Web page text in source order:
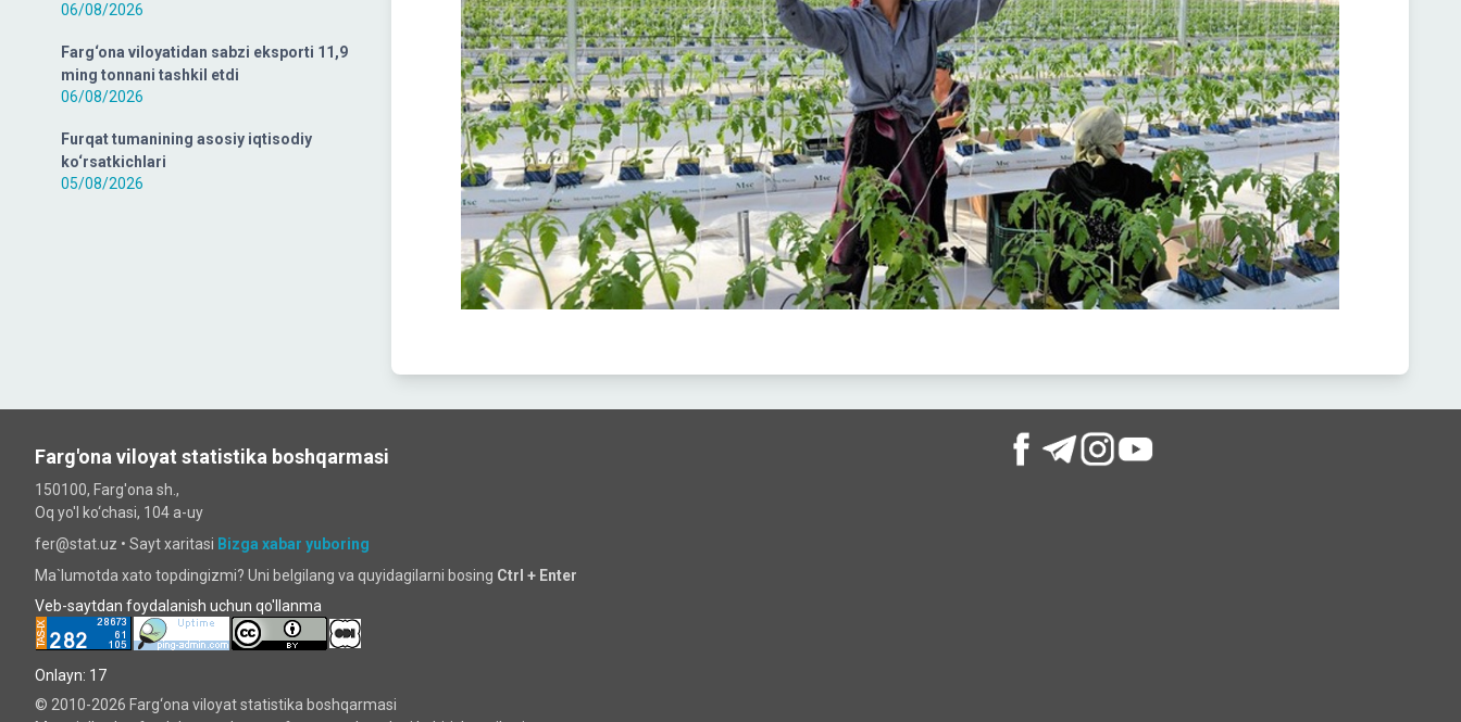
06/08/2026
Farg‘ona viloyatidan sabzi eksporti 11,9
ming tonnani tashkil etdi
06/08/2026
Furqat tumanining asosiy iqtisodiy
ko‘rsatkichlari
05/08/2026
Farg'ona viloyat statistika boshqarmasi
150100, Farg'ona sh.,
Oq yo'l ko‘chаsi, 104 a-uy
fer@stat.uz • Sayt xaritasi Bizga xabar yuboring
Ma`lumotda xato topdingizmi? Uni belgilang va quyidagilarni bosing Ctrl + Enter
Veb-saytdan foydalanish uchun qo'llanma
Onlayn: 17
© 2010-2026 Farg‘ona viloyat statistika boshqarmasi